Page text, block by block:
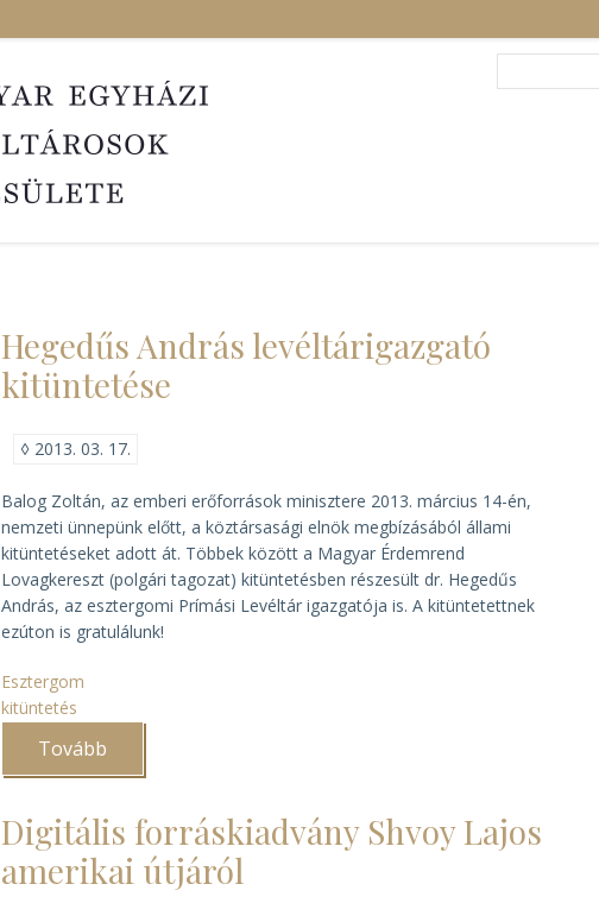
Search
Hegedűs András levéltárigazgató
kitüntetése
◊ 2013. 03. 17.
Balog Zoltán, az emberi erőforrások minisztere 2013. március 14-én,
nemzeti ünnepünk előtt, a köztársasági elnök megbízásából állami
kitüntetéseket adott át. Többek között a Magyar Érdemrend
Lovagkereszt (polgári tagozat) kitüntetésben részesült dr. Hegedűs
András, az esztergomi Prímási Levéltár igazgatója is. A kitüntetettnek
ezúton is gratulálunk!
Esztergom
kitüntetés
Tovább
levéltárigazgató
Digitális forráskiadvány Shvoy Lajos
amerikai útjáról